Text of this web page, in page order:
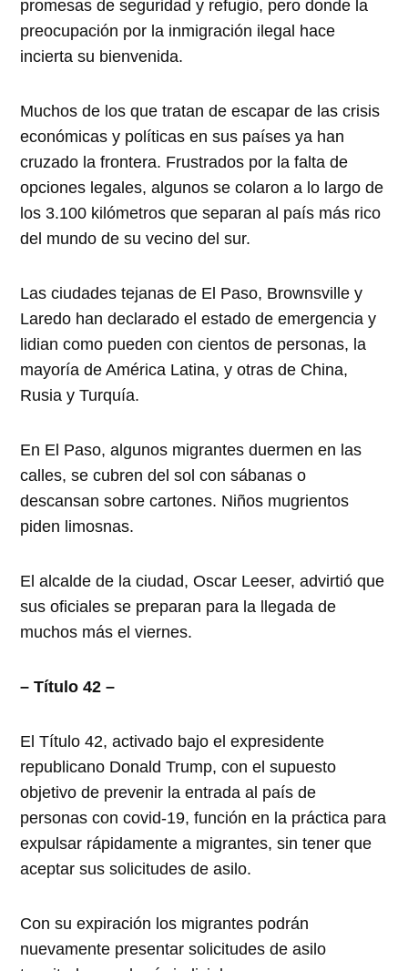
promesas de seguridad y refugio, pero donde la
preocupación por la inmigración ilegal hace
incierta su bienvenida.
Muchos de los que tratan de escapar de las crisis
económicas y políticas en sus países ya han
cruzado la frontera. Frustrados por la falta de
opciones legales, algunos se colaron a lo largo de
los 3.100 kilómetros que separan al país más rico
del mundo de su vecino del sur.
Las ciudades tejanas de El Paso, Brownsville y
Laredo han declarado el estado de emergencia y
lidian como pueden con cientos de personas, la
mayoría de América Latina, y otras de China,
Rusia y Turquía.
En El Paso, algunos migrantes duermen en las
calles, se cubren del sol con sábanas o
descansan sobre cartones. Niños mugrientos
piden limosnas.
El alcalde de la ciudad, Oscar Leeser, advirtió que
sus oficiales se preparan para la llegada de
muchos más el viernes.
– Título 42 –
El Título 42, activado bajo el expresidente
republicano Donald Trump, con el supuesto
objetivo de prevenir la entrada al país de
personas con covid-19, función en la práctica para
expulsar rápidamente a migrantes, sin tener que
aceptar sus solicitudes de asilo.
Con su expiración los migrantes podrán
nuevamente presentar solicitudes de asilo